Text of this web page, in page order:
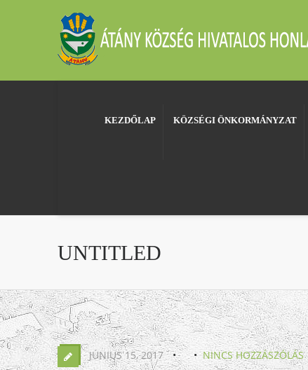
KEZDŐLAP KÖZSÉGI ÖNKORMÁNYZAT
UNTITLED
JÚNIUS 15, 2017 NINCS HOZZÁSZÓLÁS